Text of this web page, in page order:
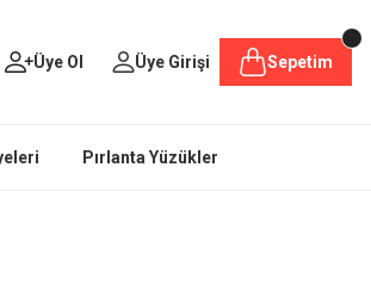
Üye Ol Üye Girişi Sepetim
Pırlanta Yüzükler